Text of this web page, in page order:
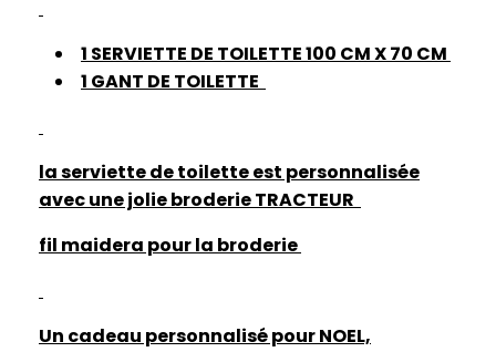
1 SERVIETTE DE TOILETTE 100 CM X 70 CM
1 GANT DE TOILETTE
la serviette de toilette est personnalisée
avec une jolie broderie TRACTEUR
fil maidera pour la broderie
Un cadeau personnalisé pour NOEL,